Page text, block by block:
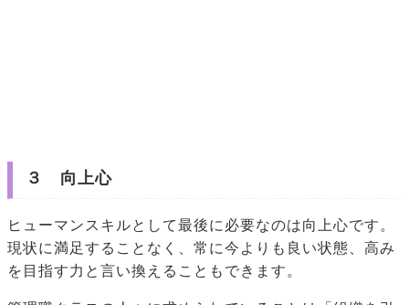
３ 向上心
ヒューマンスキルとして最後に必要なのは向上心です。
現状に満足することなく、常に今よりも良い状態、高み
を目指す力と言い換えることもできます。